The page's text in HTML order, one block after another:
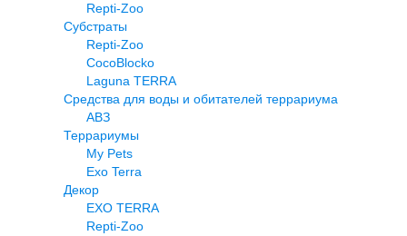
Repti-Zoo
Субстраты
Repti-Zoo
CocoBlocko
Laguna TERRA
Средства для воды и обитателей террариума
АВЗ
Террариумы
My Pets
Exo Terra
Декор
EXO TERRA
Repti-Zoo